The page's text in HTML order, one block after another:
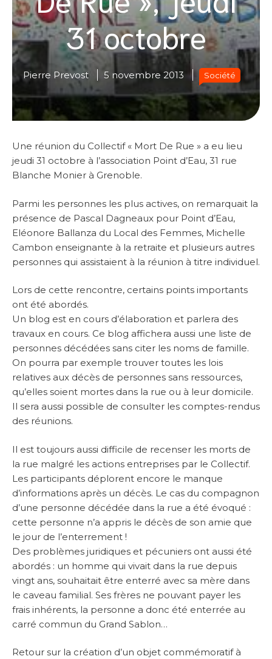
31 octobre
Pierre Prevost 5 novembre 2013 Société
Une réunion du Collectif « Mort De Rue » a eu lieu
jeudi 31 octobre à l’association Point d’Eau, 31 rue
Blanche Monier à Grenoble.
Parmi les personnes les plus actives, on remarquait la
présence de Pascal Dagneaux pour Point d’Eau,
Eléonore Ballanza du Local des Femmes, Michelle
Cambon enseignante à la retraite et plusieurs autres
personnes qui assistaient à la réunion à titre individuel.
Lors de cette rencontre, certains points importants
ont été abordés.
Un blog est en cours d’élaboration et parlera des
travaux en cours. Ce blog affichera aussi une liste de
personnes décédées sans citer les noms de famille.
On pourra par exemple trouver toutes les lois
relatives aux décès de personnes sans ressources,
qu’elles soient mortes dans la rue ou à leur domicile.
Il sera aussi possible de consulter les comptes-rendus
des réunions.
Il est toujours aussi difficile de recenser les morts de
la rue malgré les actions entreprises par le Collectif.
Les participants déplorent encore le manque
d’informations après un décès. Le cas du compagnon
d’une personne décédée dans la rue a été évoqué :
cette personne n’a appris le décès de son amie que
le jour de l’enterrement !
Des problèmes juridiques et pécuniers ont aussi été
abordés : un homme qui vivait dans la rue depuis
vingt ans, souhaitait être enterré avec sa mère dans
le caveau familial. Ses frères ne pouvant payer les
frais inhérents, la personne a donc été enterrée au
carré commun du Grand Sablon…
Retour sur la création d’un objet commémoratif à